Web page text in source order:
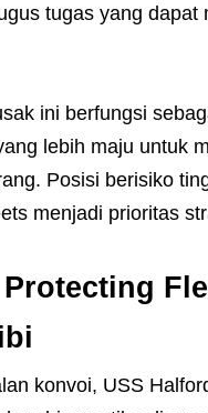
tugas yang
ini berfungsi
lebih maju untuk
Posisi berisiko
menjadi prioritas
konvoi, USS